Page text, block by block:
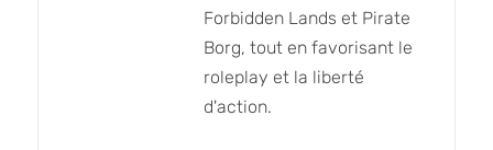
Forbidden Lands et Pirate
Borg, tout en favorisant le
roleplay et la liberté
d'action.